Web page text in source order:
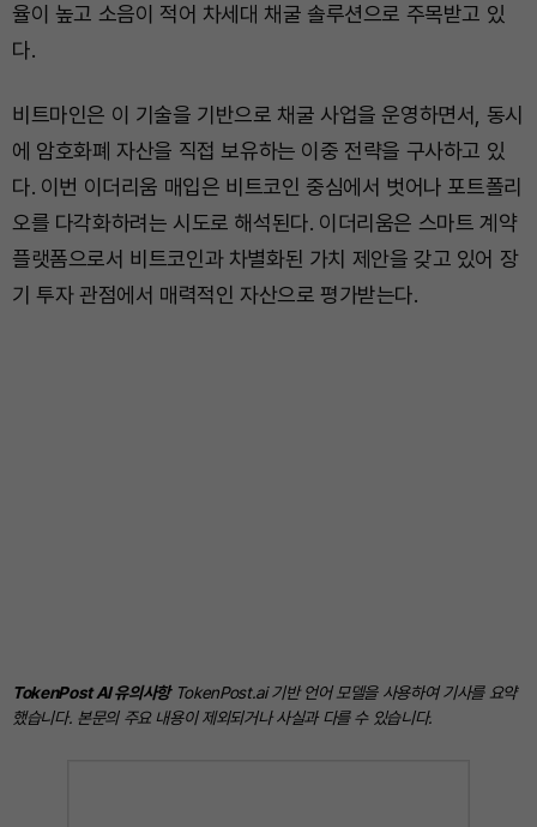
율이 높고 소음이 적어 차세대 채굴 솔루션으로 주목받고 있
다.
비트마인은 이 기술을 기반으로 채굴 사업을 운영하면서, 동시
에 암호화폐 자산을 직접 보유하는 이중 전략을 구사하고 있
다. 이번 이더리움 매입은 비트코인 중심에서 벗어나 포트폴리
오를 다각화하려는 시도로 해석된다. 이더리움은 스마트 계약
플랫폼으로서 비트코인과 차별화된 가치 제안을 갖고 있어 장
기 투자 관점에서 매력적인 자산으로 평가받는다.
TokenPost AI 유의사항TokenPost.ai 기반 언어 모델을 사용하여 기사를 요약
했습니다. 본문의 주요 내용이 제외되거나 사실과 다를 수 있습니다.